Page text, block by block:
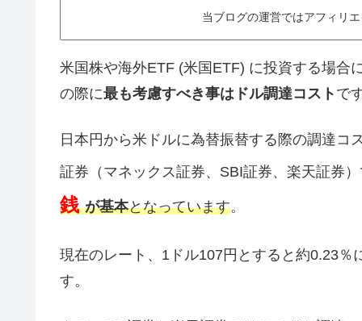
当ブログの運営ではアフィリ
米国株や海外ETF (米国ETF) に投資する場合
の際に最も考慮すべき事はドル調達コスト で
日本円から米ドルに為替振替する際の調達コ
証券（マネックス証券、SBI証券、楽天証券
銭が基本となっています。
現在のレート、1ドル107円とすると約0.23
す。